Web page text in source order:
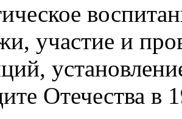
участие и
Отечества в